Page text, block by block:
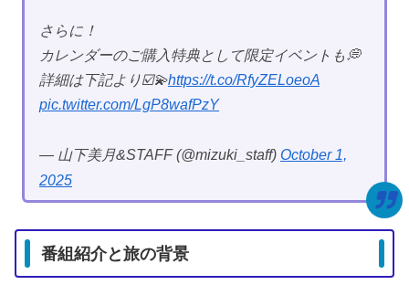
さらに！
カレンダーのご購入特典として限定イベントも💭
詳細は下記より☑️💫https://t.co/RfyZELoeoA
pic.twitter.com/LgP8wafPzY
— 山下美月&STAFF (@mizuki_staff) October 1,
2025
番組紹介と旅の背景